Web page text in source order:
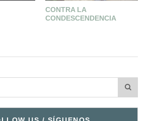
CONTRA LA
CONDESCENDENCIA